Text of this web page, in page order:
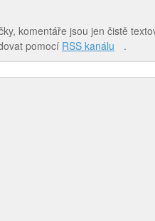
komentáře jsou jen čistě
pomocí RSS kanálu .